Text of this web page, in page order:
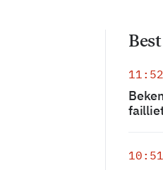
11:52
10:51